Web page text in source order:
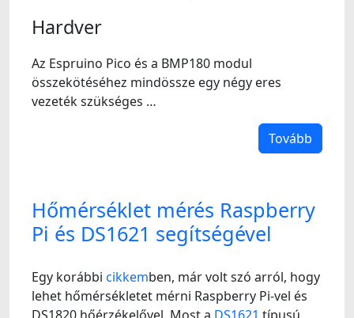
Hardver
Az Espruino Pico és a BMP180 modul
összekötéséhez mindössze egy négy eres
vezeték szükséges …
Tovább
Hőmérséklet mérés Raspberry
Pi és DS1621 segítségével
Egy korábbi cikkemben, már volt szó arról, hogy
lehet hőmérsékletet mérni Raspberry Pi-vel és